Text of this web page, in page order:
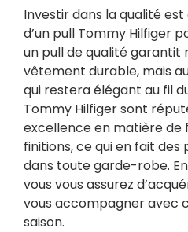
Investir dans la qualité
d’un pull Tommy Hilfiger
un pull de qualité garantit
vêtement durable, mais
qui restera élégant au fil
Tommy Hilfiger sont
excellence en matière
finitions, ce qui en fait des
dans toute garde-robe.
vous vous assurez
vous accompagner avec
saison.